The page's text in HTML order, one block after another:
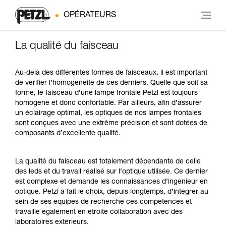
OPÉRATEURS
La qualité du faisceau
Au-delà des différentes formes de faisceaux, il est important
de vérifier l’homogénéité de ces derniers. Quelle que soit sa
forme, le faisceau d’une lampe frontale Petzl est toujours
homogène et donc confortable. Par ailleurs, afin d’assurer
un éclairage optimal, les optiques de nos lampes frontales
sont conçues avec une extrême précision et sont dotées de
composants d’excellente qualité.
La qualité du faisceau est totalement dépendante de celle
des leds et du travail réalisé sur l’optique utilisée. Ce dernier
est complexe et demande les connaissances d’ingénieur en
optique. Petzl à fait le choix, depuis longtemps, d’intégrer au
sein de ses équipes de recherche ces compétences et
travaille également en étroite collaboration avec des
laboratoires extérieurs.